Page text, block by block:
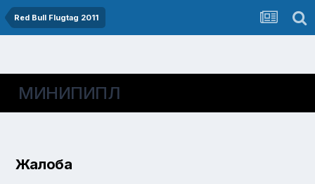
Red Bull Flugtag 2011
МИНИПИПЛ
Жалоба